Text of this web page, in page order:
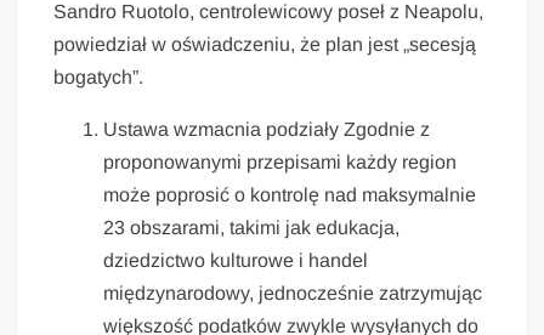
Sandro Ruotolo, centrolewicowy poseł z Neapolu,
powiedział w oświadczeniu, że plan jest „secesją
bogatych”.
Ustawa wzmacnia podziały Zgodnie z
proponowanymi przepisami każdy region
może poprosić o kontrolę nad maksymalnie
23 obszarami, takimi jak edukacja,
dziedzictwo kulturowe i handel
międzynarodowy, jednocześnie zatrzymując
większość podatków zwykle wysyłanych do